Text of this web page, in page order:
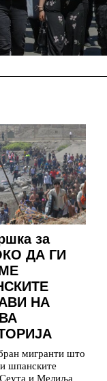
за
ДА ГИ
НА
мигранти што
шпанските
и Мелиља